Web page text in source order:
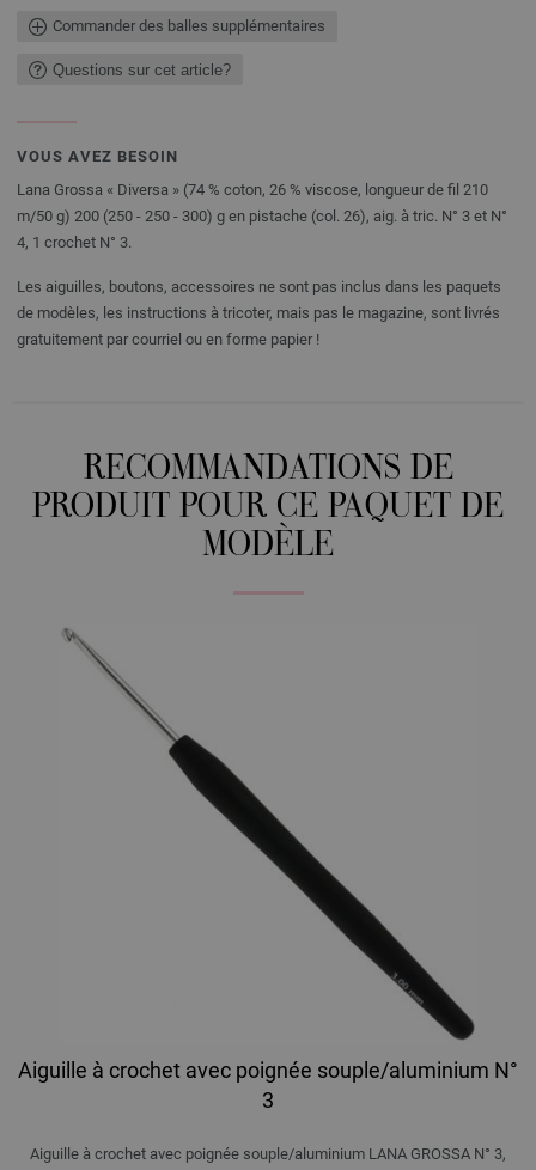
Commander des balles supplémentaires
Questions sur cet article?
VOUS AVEZ BESOIN
Lana Grossa « Diversa » (74 % coton, 26 % viscose, longueur de fil 210
m/50 g) 200 (250 - 250 - 300) g en pistache (col. 26), aig. à tric. N° 3 et N°
4, 1 crochet N° 3.
Les aiguilles, boutons, accessoires ne sont pas inclus dans les paquets
de modèles, les instructions à tricoter, mais pas le magazine, sont livrés
gratuitement par courriel ou en forme papier !
RECOMMANDATIONS DE
PRODUIT POUR CE PAQUET DE
MODÈLE
Aiguille à crochet avec poignée souple/aluminium N°
3
Aiguille à crochet avec poignée souple/aluminium LANA GROSSA N° 3,